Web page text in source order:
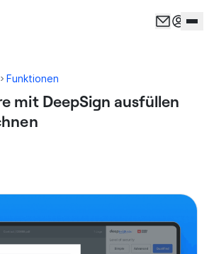
Funktionen
mit DeepSign ausfüllen